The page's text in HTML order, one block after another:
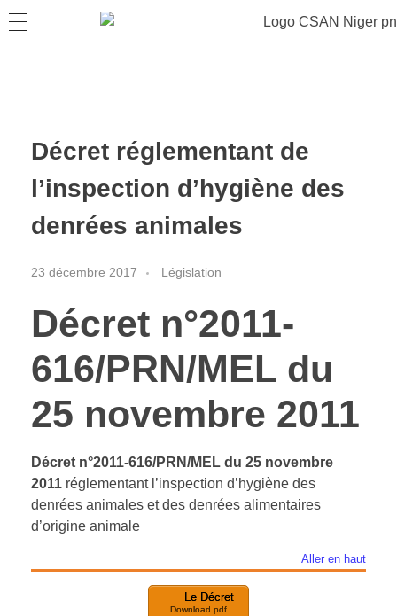
Décret réglementant de
l’inspection d’hygiène des
denrées animales
23 décembre 2017 Législation
Décret n°2011-
616/PRN/MEL du
25 novembre 2011
Décret n°2011-616/PRN/MEL du 25 novembre
2011 réglementant l’inspection d’hygiène des
denrées animales et des denrées alimentaires
d’origine animale
Aller en haut
Le Décret
Download pdf